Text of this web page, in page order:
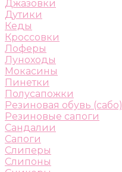
Джазовки
Дутики
Кеды
Кроссовки
Лоферы
Луноходы
Мокасины
Пинетки
Полусапожки
Резиновая обувь (сабо)
Резиновые сапоги
Сандалии
Сапоги
Слиперы
Слипоны